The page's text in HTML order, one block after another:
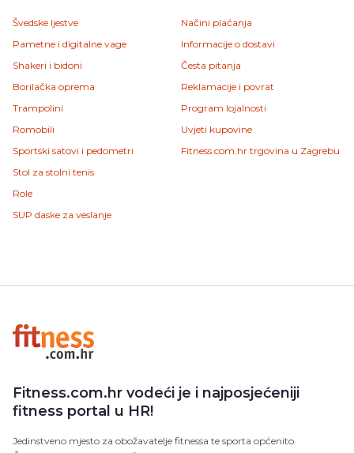
Švedske ljestve
Pametne i digitalne vage
Shakeri i bidoni
Borilačka oprema
Trampolini
Romobili
Sportski satovi i pedometri
Stol za stolni tenis
Role
SUP daske za veslanje
Načini plaćanja
Informacije o dostavi
Česta pitanja
Reklamacije i povrat
Program lojalnosti
Uvjeti kupovine
Fitness.com.hr trgovina u Zagrebu
Fitness.com.hr vodeći je i najposjećeniji
fitness portal u HR!
Jedinstveno mjesto za obožavatelje fitnessa te sporta općenito.